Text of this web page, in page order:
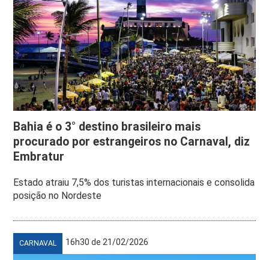
Bahia é o 3° destino brasileiro mais
procurado por estrangeiros no Carnaval, diz
Embratur
Estado atraiu 7,5% dos turistas internacionais e consolida
posição no Nordeste
CARNAVAL 16h30 de 21/02/2026